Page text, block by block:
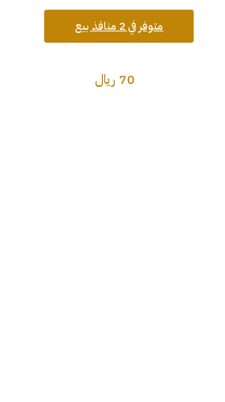
متوفر في 2 منافذ بيع
70 ريال